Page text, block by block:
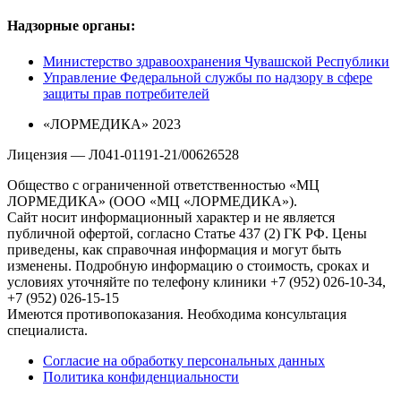
Надзорные органы:
Министерство здравоохранения Чувашской Республики
Управление Федеральной службы по надзору в сфере
защиты прав потребителей
«ЛОРМЕДИКА» 2023
Лицензия — Л041-01191-21/00626528
Общество с ограниченной ответственностью «МЦ
ЛОРМЕДИКА» (ООО «МЦ «ЛОРМЕДИКА»).
Сайт носит информационный характер и не является
публичной офертой, согласно Статье 437 (2) ГК РФ. Цены
приведены, как справочная информация и могут быть
изменены. Подробную информацию о стоимость, сроках и
условиях уточняйте по телефону клиники +7 (952) 026-10-34,
+7 (952) 026-15-15
Имеются противопоказания. Необходима консультация
специалиста.
Согласие на обработку персональных данных
Политика конфиденциальности